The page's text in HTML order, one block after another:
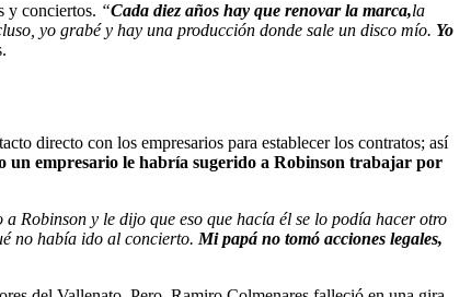
y conciertos. “Cada diez años hay que renovar la marca,la
yo grabé y hay una producción donde sale un disco mío. Yo
directo con los empresarios para establecer los contratos; así
un empresario le habría sugerido a Robinson trabajar por
Robinson y le dijo que eso que hacía él se lo podía hacer otro
no había ido al concierto. Mi papá no tomó acciones legales,